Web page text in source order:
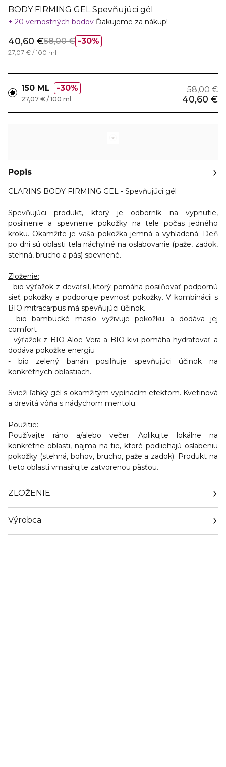
BODY FIRMING GEL Spevňujúci gél
20 vernostných bodov Ďakujeme za nákup!
30%
40,60 €58,00 €
27,07 € / 100 ml
150 ML 30% 58,00 €
40,60 €
27,07 € / 100 ml
Popis
CLARINS BODY FIRMING GEL - Spevňujúci gél
Spevňujúci produkt, ktorý je odborník na vypnutie,
posilnenie a spevnenie pokožky na tele počas jedného
kroku. Okamžite je vaša pokožka jemná a vyhladená. Deň
po dni sú oblasti tela náchylné na oslabovanie (paže, zadok,
stehná, brucho a pás) spevnené.
Zloženie:
- bio výťažok z deväťsil, ktorý pomáhaposilňovať podpornú
sieť pokožky a podporuje pevnosť pokožky. V kombinácii s
BIO mitracarpus má spevňujúci účinok.
- bio bambucké maslo vyživuje pokožku a dodáva jej
comfort
- výťažok z BIO Aloe Vera a BIO kivi pomáha hydratovať a
dodáva pokožke energiu
- bio zelený banán posilňuje spevňujúci účinok na
konkrétnych oblastiach.
Svieži ľahký gél s okamžitým vypínacím efektom. Kvetinová
a drevitá vôňa s nádychom mentolu.
Použitie:
Používajte ráno a/alebo večer. Aplikujte lokálne na
konkrétne oblasti, najmä na tie, ktoré podliehajú oslabeniu
pokožky (stehná, bohov, brucho, paže a zadok). Produkt na
tieto oblasti vmasírujte zatvorenou päsťou.
ZLOŽENIE
Výrobca